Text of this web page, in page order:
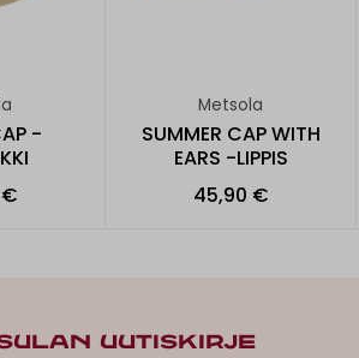
-
Metsola
SUMMER CAP WITH
EARS -LIPPIS
45,90 €
UUTISKIRJE